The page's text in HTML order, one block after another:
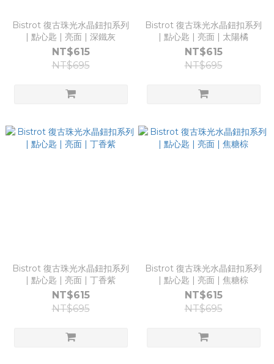
Bistrot 復古珠光水晶鈕扣系列
| 點心匙 | 亮面 | 深鐵灰
NT$615
NT$695
Bistrot 復古珠光水晶鈕扣系列
| 點心匙 | 亮面 | 太陽橘
NT$615
NT$695
Bistrot 復古珠光水晶鈕扣系列
| 點心匙 | 亮面 | 丁香紫
NT$615
NT$695
Bistrot 復古珠光水晶鈕扣系列
| 點心匙 | 亮面 | 焦糖棕
NT$615
NT$695